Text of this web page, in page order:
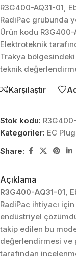
R3G400-AQ31-01,
RadiPac grubunda
Ürün kodu
Elektroteknik
Trakya
teknik
Karşılaştır
Stok kodu:
Kategoriler: EC
Share:
Açıklama
R3G400-AQ31-01,
RadiPac ihtiyacı
endüstriyel
takip edilen bu
değerlendirmesi ve
tarafından